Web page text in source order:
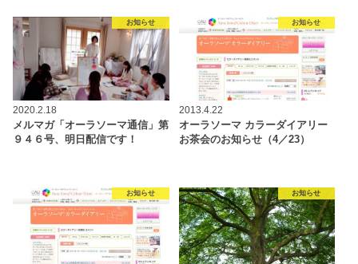
お知らせ
2020.2.18
メルマガ「オーラソーマ通信」第
９４６号、明日配信です！
お知らせ
2013.4.22
オーラソーマ カラーダイアリー
お茶会のお知らせ（4／23）
お知らせ お知らせ